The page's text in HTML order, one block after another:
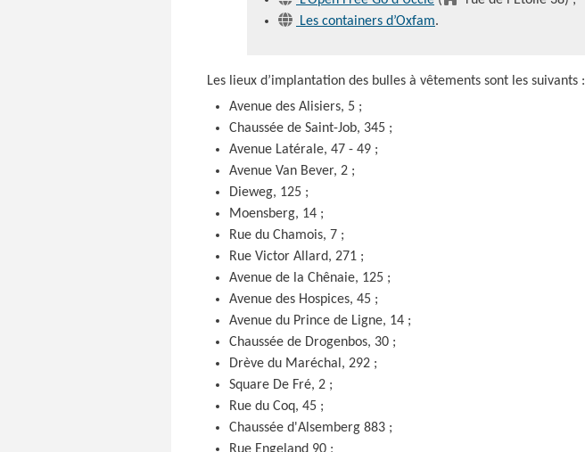
Les containers d’Oxfam.
Les lieux d’implantation des bulles à vêtements sont les suivants :
Avenue des Alisiers, 5 ;
Chaussée de Saint-Job, 345 ;
Avenue Latérale, 47 - 49 ;
Avenue Van Bever, 2 ;
Dieweg, 125 ;
Moensberg, 14 ;
Rue du Chamois, 7 ;
Rue Victor Allard, 271 ;
Avenue de la Chênaie, 125 ;
Avenue des Hospices, 45 ;
Avenue du Prince de Ligne, 14 ;
Chaussée de Drogenbos, 30 ;
Drève du Maréchal, 292 ;
Square De Fré, 2 ;
Rue du Coq, 45 ;
Chaussée d'Alsemberg 883 ;